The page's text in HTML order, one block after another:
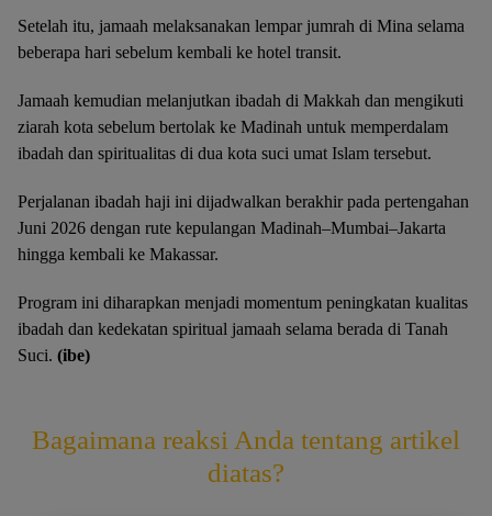
Setelah itu, jamaah melaksanakan lempar jumrah di Mina selama
beberapa hari sebelum kembali ke hotel transit.
Jamaah kemudian melanjutkan ibadah di Makkah dan mengikuti
ziarah kota sebelum bertolak ke Madinah untuk memperdalam
ibadah dan spiritualitas di dua kota suci umat Islam tersebut.
Perjalanan ibadah haji ini dijadwalkan berakhir pada pertengahan
Juni 2026 dengan rute kepulangan Madinah–Mumbai–Jakarta
hingga kembali ke Makassar.
Program ini diharapkan menjadi momentum peningkatan kualitas
ibadah dan kedekatan spiritual jamaah selama berada di Tanah
Suci. (ibe)
Bagaimana reaksi Anda tentang artikel
diatas?